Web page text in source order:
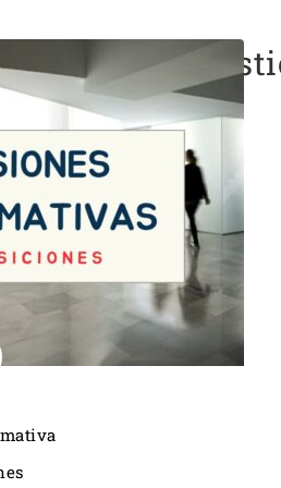
Cursos de